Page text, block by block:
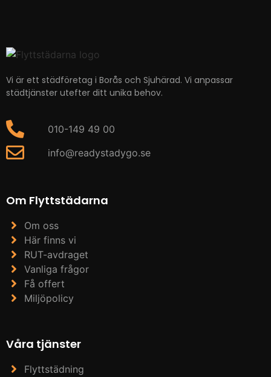
Vi är ett städföretag i Borås och Sjuhärad. Vi anpassar
städtjänster utefter ditt unika behov.
010-149 49 00
info@readystadygo.se
Om Flyttstädarna
Om oss
Här finns vi
RUT-avdraget
Vanliga frågor
Få offert
Miljöpolicy
Våra tjänster
Flyttstädning